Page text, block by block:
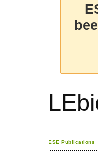
ESE Publications